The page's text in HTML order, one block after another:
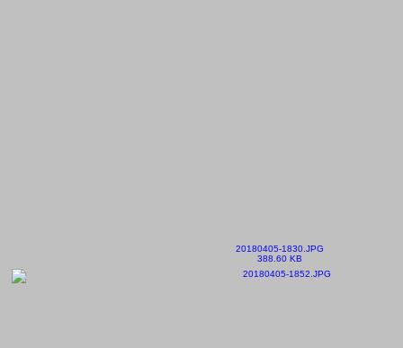
20180405-1830.JPG
388.60 KB